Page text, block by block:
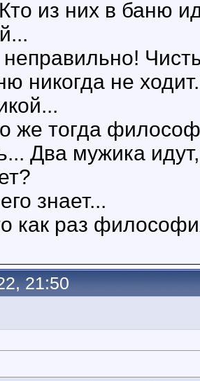
из них в баню
никогда не
же тогда
Два мужика
знает...
как раз
21:50